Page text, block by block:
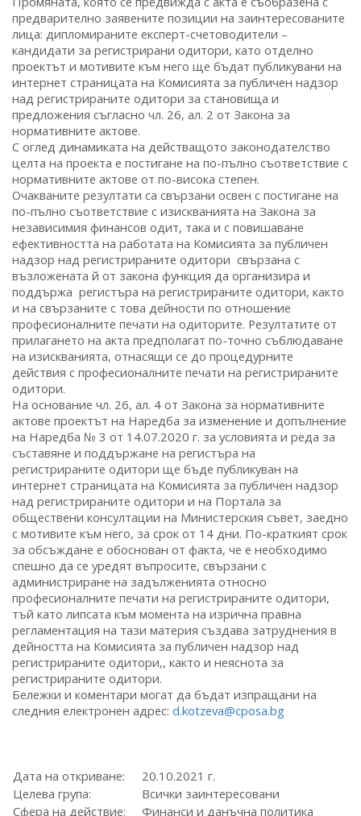
предварително заявените позиции на заинтересованите
лица: дипломираните експерт-счетоводители –
кандидати за регистрирани одитори, като отделно
проектът и мотивите към него ще бъдат публикувани на
интернет страницата на Комисията за публичен надзор
над регистрираните одитори за становища и
предложения съгласно чл. 26, ал. 2 от Закона за
нормативните актове.
С оглед динамиката на действащото законодателство
целта на проекта е постигане на по-пълно съответствие с
нормативните актове от по-висока степен.
Очакваните резултати са свързани освен с постигане на
по-пълно съответствие с изискванията на Закона за
независимия финансов одит, така и с повишаване
ефективността на работата на Комисията за публичен
надзор над регистрираните одитори свързана с
възложената й от закона функция да организира и
поддържа регистъра на регистрираните одитори, както
и на свързаните с това дейности по отношение
професионалните печати на одиторите. Резултатите от
прилагането на акта предполагат по-точно съблюдаване
на изискванията, отнасящи се до процедурните
действия с професионалните печати на регистрираните
одитори.
На основание чл. 26, ал. 4 от Закона за нормативните
актове проектът на Наредба за изменение и допълнение
на Наредба № 3 от 14.07.2020 г. за условията и реда за
съставяне и поддържане на регистъра на
регистрираните одитори ще бъде публикуван на
интернет страницата на Комисията за публичен надзор
над регистрираните одитори и на Портала за
обществени консултации на Министерския съвет, заедно
с мотивите към него, за срок от 14 дни. По-краткият срок
за обсъждане e обоснован от факта, че е необходимо
спешно да се уредят въпросите, свързани с
администриране на задълженията относно
професионалните печати на регистрираните одитори,
тъй като липсата към момента на изрична правна
регламентация на тази материя създава затруднения в
дейността на Комисията за публичен надзор над
регистрираните одитори,, както и неяснота за
регистрираните одитори.
Бележки и коментари могат да бъдат изпращани на
следния електронен адрес: d.kotzeva@cposa.bg
Дата на откриване:
20.10.2021 г.
Целева група:
Всички заинтересовани
Сфера на действие:
Финанси и данъчна политика